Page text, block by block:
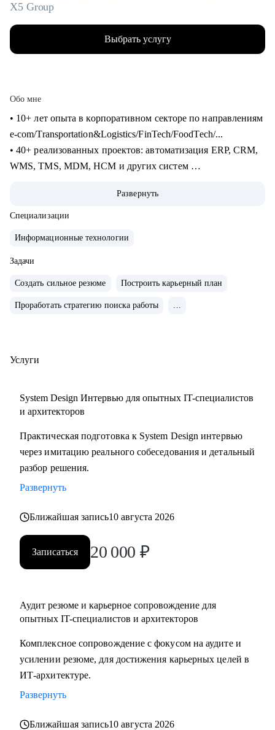
X5 Group
Выбрать услугу
Обо мне
• 10+ лет опыта в корпоративном секторе по направлениям
e-com/Transportation&Logistics/FinTech/FoodTech/...
• 40+ реализованных проектов: автоматизация ERP, CRM,
WMS, TMS, MDM, HCM и других систем
• 400+ собеседований проведенных для того, чтобы
С чем помогу:
• Карьерные цели в ИТ-архитектуре
• Навыки проектирования архитектуры
• Обратная связь и мотивация
• ИТ-трансформация
Кому могу помочь:
• Техлидам/тимлидам: развитие в ИТ-архитектуре,
подготовка к собеседованиям.
• Архитекторам: карьерный рост до корпоративного
• Разработчикам: архитектурные решения.
• ИТ-руководителям: понимание роли архитектуры.
Развернуть
Специализации
Информационные технологии
Задачи
Создать сильное резюме Построить карьерный план
Проработать стратегию поиска работы ...
Услуги
System Design Интервью для опытных IT-специалистов
и архитекторов
Практическая подготовка к System Design интервью
через имитацию реального собеседования и детальный
разбор решения.
Развернуть
Ближайшая запись10 августа 2026
Записаться 20 000 ₽
Аудит резюме и карьерное сопровождение для
опытных IT-специалистов и архитекторов
Комплексное сопровождение с фокусом на аудите и
усилении резюме, для достижения карьерных целей в
ИТ-архитектуре.
Развернуть
Ближайшая запись10 августа 2026